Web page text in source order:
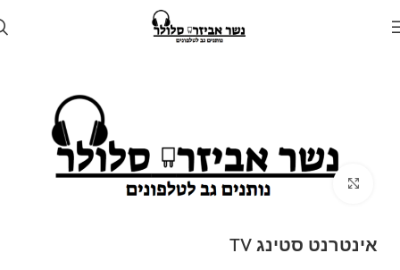
Click to enlarge
אינטרנט סטינג TV